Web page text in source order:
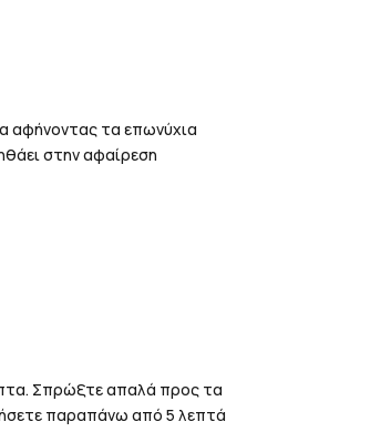
αφήνοντας τα επωνύχια
στην αφαίρεση
Σπρώξτε απαλά προς τα
παραπάνω από 5 λεπτά